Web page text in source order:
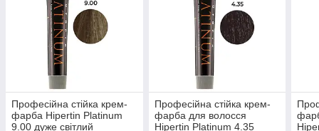
Професійна стійка крем-
фарба Hipertin Platinum
9.00 дуже світлий
Професійна стійка крем-
фарба для волосся
Hipertin Platinum 4.35